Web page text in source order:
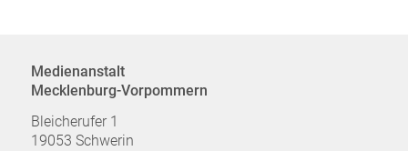
Medienanstalt
Mecklenburg-Vorpommern
Bleicherufer 1
19053 Schwerin